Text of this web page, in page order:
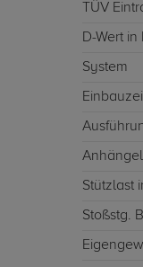
TÜV
D-Wert in
System
Stützlast
Stoßstg.